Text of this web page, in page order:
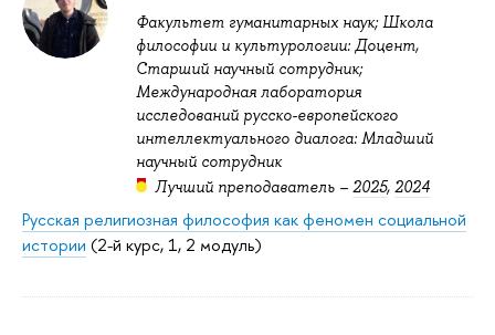
Факультет гуманитарных наук; Школа
философии и культурологии: Доцент,
Старший научный сотрудник;
Международная лаборатория
исследований русско-европейского
интеллектуального диалога: Младший
научный сотрудник
Лучший преподаватель – 2025, 2024
Русская религиозная философия как феномен социальной
истории (2-й курс, 1, 2 модуль)